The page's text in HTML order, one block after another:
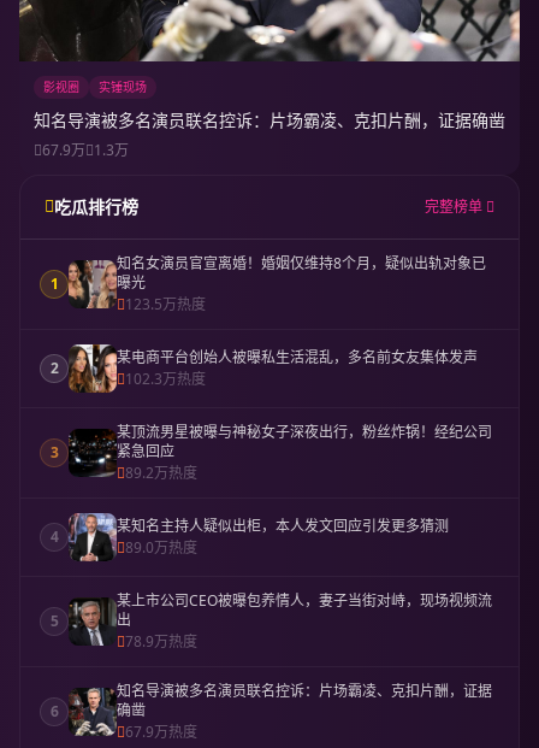
影视圈 实锤现场
知名导演被多名演员联名控诉：片场霸凌、克扣片酬，证据确凿
67.9万 1.3万
吃瓜排行榜 完整榜单
1
知名女演员官宣离婚！婚姻仅维持8个月，疑似出轨对象已
曝光
123.5万热度
2
某电商平台创始人被曝私生活混乱，多名前女友集体发声
102.3万热度
3
某顶流男星被曝与神秘女子深夜出行，粉丝炸锅！经纪公司
紧急回应
89.2万热度
4
某知名主持人疑似出柜，本人发文回应引发更多猜测
89.0万热度
5
某上市公司CEO被曝包养情人，妻子当街对峙，现场视频流
出
78.9万热度
6
知名导演被多名演员联名控诉：片场霸凌、克扣片酬，证据
确凿
67.9万热度